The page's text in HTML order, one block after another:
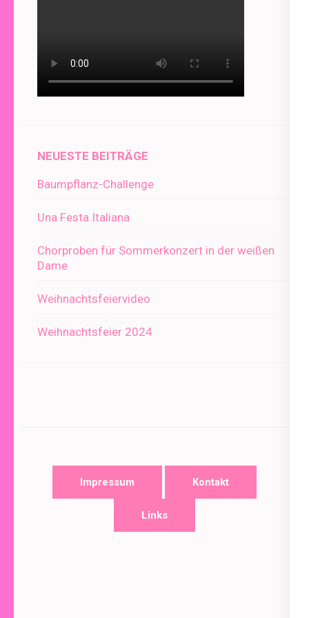
NEUESTE BEITRÄGE
Baumpflanz-Challenge
Una Festa Italiana
Chorproben für Sommerkonzert in der weißen
Dame
Weihnachtsfeiervideo
Weihnachtsfeier 2024
Impressum Kontakt
Links